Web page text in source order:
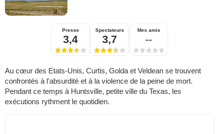
Presse
3,4
Spectateurs
3,7
Mes amis
--
Au cœur des Etats-Unis, Curtis, Golda et Veldean se trouvent
confrontés à l'absurdité et à la violence de la peine de mort.
Pendant ce temps à Huntsville, petite ville du Texas, les
exécutions rythment le quotidien.